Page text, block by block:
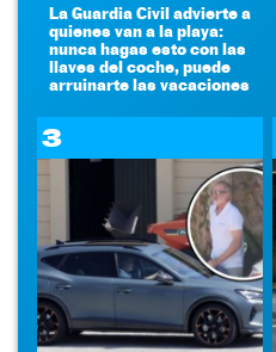
La Guardia Civil advierte a
quienes van a la playa:
nunca hagas esto con las
llaves del coche, puede
arruinarte las vacaciones
3